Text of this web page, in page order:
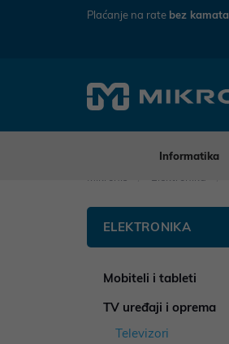
Plaćanje na rate bez kamata
Informatika
ELEKTRONIKA
Mobiteli i tableti
TV uređaji i oprema
Televizori